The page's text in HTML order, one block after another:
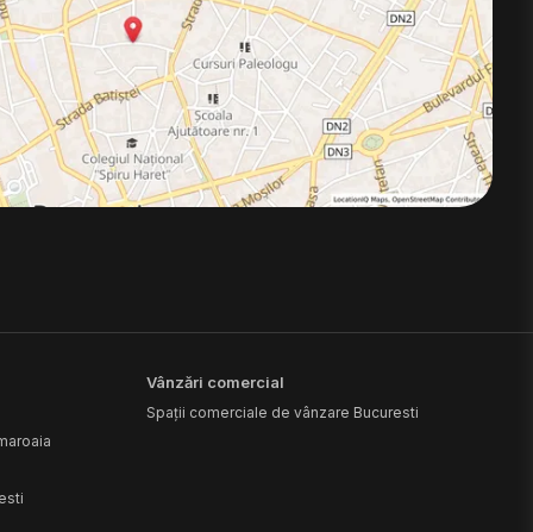
Vânzări comercial
Spații comerciale de vânzare Bucuresti